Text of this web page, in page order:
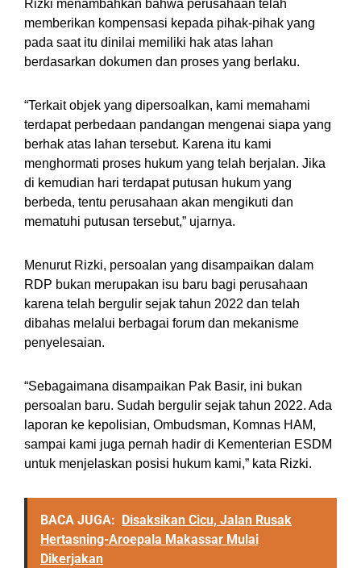
Rizki menambahkan bahwa perusahaan telah
memberikan kompensasi kepada pihak-pihak yang
pada saat itu dinilai memiliki hak atas lahan
berdasarkan dokumen dan proses yang berlaku.
“Terkait objek yang dipersoalkan, kami memahami
terdapat perbedaan pandangan mengenai siapa yang
berhak atas lahan tersebut. Karena itu kami
menghormati proses hukum yang telah berjalan. Jika
di kemudian hari terdapat putusan hukum yang
berbeda, tentu perusahaan akan mengikuti dan
mematuhi putusan tersebut,” ujarnya.
Menurut Rizki, persoalan yang disampaikan dalam
RDP bukan merupakan isu baru bagi perusahaan
karena telah bergulir sejak tahun 2022 dan telah
dibahas melalui berbagai forum dan mekanisme
penyelesaian.
“Sebagaimana disampaikan Pak Basir, ini bukan
persoalan baru. Sudah bergulir sejak tahun 2022. Ada
laporan ke kepolisian, Ombudsman, Komnas HAM,
sampai kami juga pernah hadir di Kementerian ESDM
untuk menjelaskan posisi hukum kami,” kata Rizki.
BACA JUGA: Disaksikan Cicu, Jalan Rusak
Hertasning-Aroepala Makassar Mulai
Dikerjakan